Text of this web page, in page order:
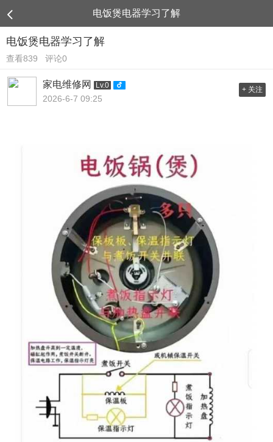
电饭煲电器学习了解
电饭煲电器学习了解
查看839 评论0
家电维修网 Lv.0
2026-6-7 09:25
+ 关注